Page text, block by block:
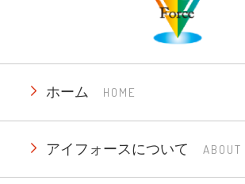
ホーム HOME
アイフォースについて ABOUT